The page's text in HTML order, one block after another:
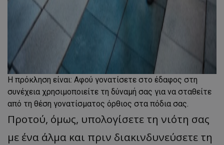
Η πρόκληση είναι: Αφού γονατίσετε στο έδαφος στη
συνέχεια χρησιμοποιείτε τη δύναμή σας για να σταθείτε
από τη θέση γονατίσματος όρθιος στα πόδια σας.
Προτού, όμως, υπολογίσετε τη νιότη σας
με ένα άλμα και πριν διακινδυνεύσετε τη